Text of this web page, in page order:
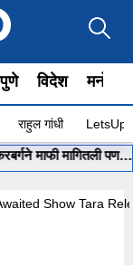
पुणे विदेश
राहुल गांधी
माफी मागितली पण…
Show Tara